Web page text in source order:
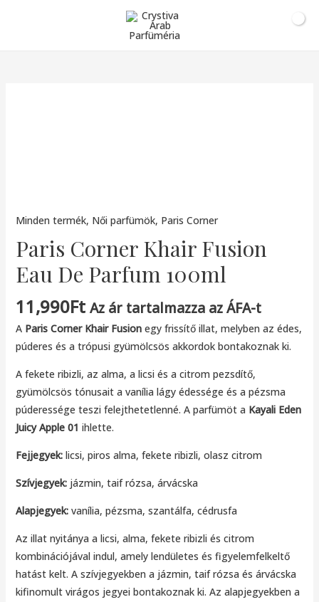
Minden termék, Női parfümök, Paris Corner
Paris Corner Khair Fusion
Eau De Parfum 100ml
11,990Ft Az ár tartalmazza az ÁFA-t
AParis Corner Khair Fusion egy frissítő illat, melyben az édes,
púderes és a trópusi gyümölcsös akkordok bontakoznak ki.
A fekete ribizli, az alma, a licsi és a citrom pezsdítő,
gyümölcsös tónusait a vanília lágy édessége és a pézsma
púderessége teszi felejthetetlenné. A parfümöt a Kayali Eden
Juicy Apple 01 ihlette.
Fejjegyek: licsi, piros alma, fekete ribizli, olasz citrom
Szívjegyek: jázmin, taif rózsa, árvácska
Alapjegyek: vanília, pézsma, szantálfa, cédrusfa
Az illat nyitánya a licsi, alma, fekete ribizli és citrom
kombinációjával indul, amely lendületes és figyelemfelkeltő
hatást kelt. A szívjegyekben a jázmin, taif rózsa és árvácska
kifinomult virágos jegyei bontakoznak ki. Az alapjegyekben a